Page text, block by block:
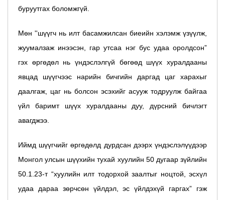
буруутгах боломжгүй.
Мөн ''шүүгч нь илт басамжилсан биеийн хэлэмж үзүүлж,
жуумалзаж инээсэн, гар утсаа нэг бус удаа оролдсон”
гэх өргөдөл нь үндэслэлгүй бөгөөд шүүх хуралдааны
явцад шүүгчээс нарийн бичгийн даргад цаг харахыг
даалгаж, цаг нь болсон эсэхийг асууж тодруулж байгаа
үйл баримт шүүх хуралдааны дуу, дүрсний бичлэгт
авагджээ.
Иймд шүүгчийг өргөдөлд дурдсан дээрх үндэслэлүүдээр
Монгол улсын шүүхийн тухай хуулийн 50 дугаар зүйлийн
50.1.23-т “хуулийн илт тодорхой заалтыг ноцтой, эсхүл
удаа дараа зөрчсөн үйлдэл, эс үйлдэхүй гаргах” гэж